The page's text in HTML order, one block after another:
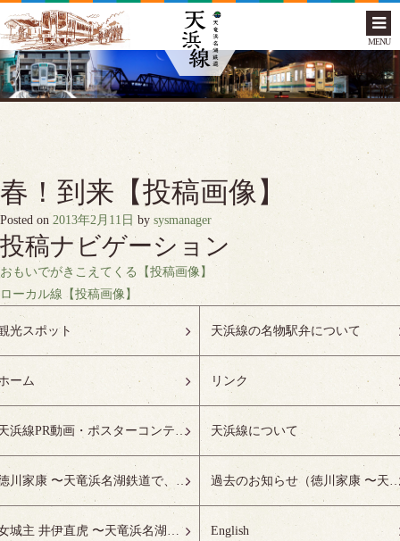
MENU
春！到来【投稿画像】
Posted on 2013年2月11日 by sysmanager
投稿ナビゲーション
おもいでがきこえてくる【投稿画像】
ローカル線【投稿画像】
光スポット 天浜線の名物駅弁について
ーム リンク
天浜線PR動画・ポスターコンテスト受賞作品特設ページ 天浜線について
徳川家康 〜天竜浜名湖鉄道で、徳川ゆかりの地へ！〜 過去のお知らせ（徳川家康 〜天竜浜名湖鉄道で、
女城主 井伊直虎 〜天竜浜名湖鉄道で、井の国へ！〜 English